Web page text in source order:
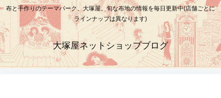
布と手作りのテーマパーク、大塚屋。旬な布地の情報を毎日更新中(店舗ごとに
ラインナップは異なります)
大塚屋ネットショップブログ